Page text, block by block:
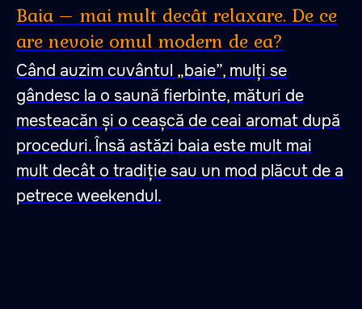
Baia – mai mult decât relaxare. De ce
are nevoie omul modern de ea?
Când auzim cuvântul „baie”, mulți se
gândesc la o saună fierbinte, mături de
mesteacăn și o ceașcă de ceai aromat după
proceduri. Însă astăzi baia este mult mai
mult decât o tradiție sau un mod plăcut de a
petrece weekendul.